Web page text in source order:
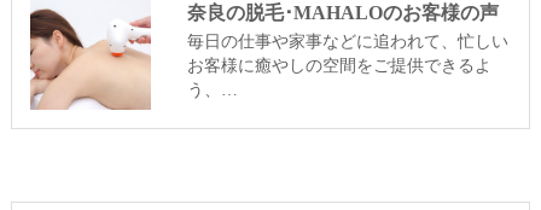
奈良の脱毛･MAHALOのお客様の声
毎日の仕事や家事などに追われて、忙しい
お客様に癒やしの空間をご提供できるよ
う、…